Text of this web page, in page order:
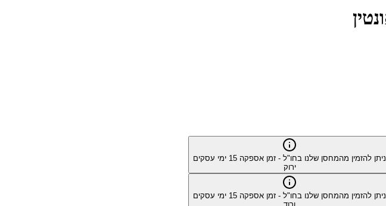
ניתן להזמין מהמחסן שלנו בחו"ל - זמן אספקה 15 ימי עסקים
ירוק
ניתן להזמין מהמחסן שלנו בחו"ל - זמן אספקה 15 ימי עסקים